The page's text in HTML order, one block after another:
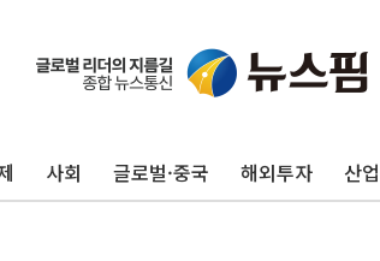
사회 글로벌·중국 해외투자 산업
뉴욕증시, 고용 쇼크에 금리 인상 우려 후퇴